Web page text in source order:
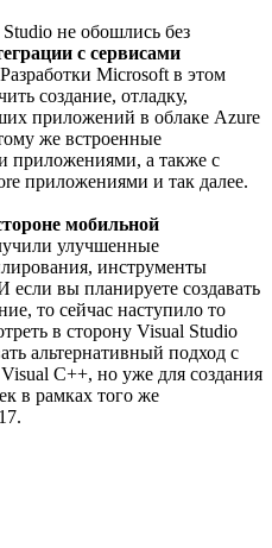
не обошлись без
с сервисами
Microsoft в этом
создание, отладку,
приложений в облаке Azure
же встроенные
приложениями, а также с
приложениями и так далее.
мобильной
улучшенные
инструменты
если вы планируете создавать
то сейчас наступило то
в сторону Visual Studio
альтернативный подход с
C++, но уже для создания
в рамках того же